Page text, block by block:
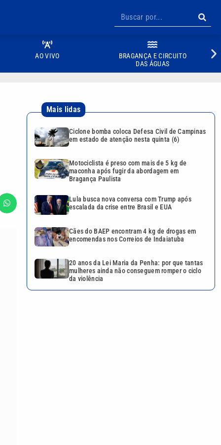
AO VIVO
BRAGANÇA E CIRCUITO
DAS ÁGUAS
Mais lidas
Ciclone bomba coloca Defesa Civil de Campinas
em estado de atenção nesta quinta (6)
Motociclista é preso com mais de 5 kg de
maconha após fugir da abordagem em
Bragança Paulista
Lula busca nova conversa com Trump após
escalada da crise entre Brasil e EUA
Cães do BAEP encontram 4 kg de drogas em
encomendas nos Correios de Indaiatuba
20 anos da Lei Maria da Penha: por que tantas
mulheres ainda não conseguem romper o ciclo
da violência